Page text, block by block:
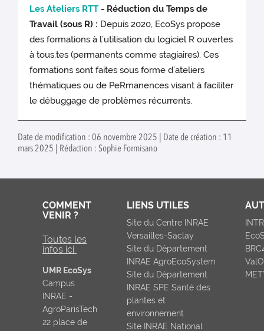
Les Ateliers RTT- Réduction du Temps de
Travail (sous R) : Depuis 2020, EcoSys propose
des formations à l’utilisation du logiciel R ouvertes
à tous.tes (permanents comme stagiaires). Ces
formations sont faites sous forme d’ateliers
thématiques ou de PeRmanences visant à faciliter
le débuggage de problèmes récurrents.
Date de modification : 06 novembre 2025 | Date de création : 11
mars 2025 | Rédaction : Sophie Formisano
COMMENT
VENIR ?
Toutes les
infos ici
UMR EcoSys
Campus
INRAE -
AgroParisTech
22 place de
LIENS UTILES
Site du Centre INRAE
Versailles-Saclay
Site du Département
INRAE AgroEcoSystem
Site du Département
INRAE SPE Santé des
plantes et
environnement
Site INRAE National